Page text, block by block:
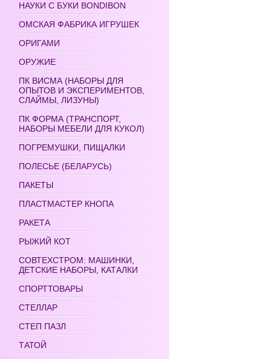
НАУКИ С БУКИ BONDIBON
ОМСКАЯ ФАБРИКА ИГРУШЕК
ОРИГАМИ
ОРУЖИЕ
ПК ВИСМА (НАБОРЫ ДЛЯ
ОПЫТОВ И ЭКСПЕРИМЕНТОВ,
СЛАЙМЫ, ЛИЗУНЫ)
ПК ФОРМА (ТРАНСПОРТ,
НАБОРЫ МЕБЕЛИ ДЛЯ КУКОЛ)
ПОГРЕМУШКИ, ПИЩАЛКИ
ПОЛЕСЬЕ (БЕЛАРУСЬ)
ПАКЕТЫ
ПЛАСТМАСТЕР КНОПА
РАКЕТА
РЫЖИЙ КОТ
СОВТЕХСТРОМ: МАШИНКИ,
ДЕТСКИЕ НАБОРЫ, КАТАЛКИ
СПОРТТОВАРЫ
СТЕЛЛАР
СТЕП ПАЗЛ
ТАТОЙ